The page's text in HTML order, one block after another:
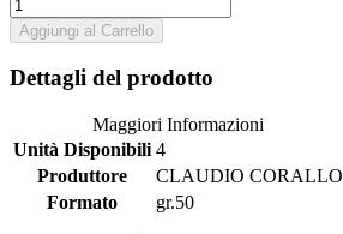
Aggiungi al Carrello
Dettagli del prodotto
Maggiori Informazioni
Unità Disponibili 4
Produttore
CLAUDIO CORALLO
Formato
gr.50